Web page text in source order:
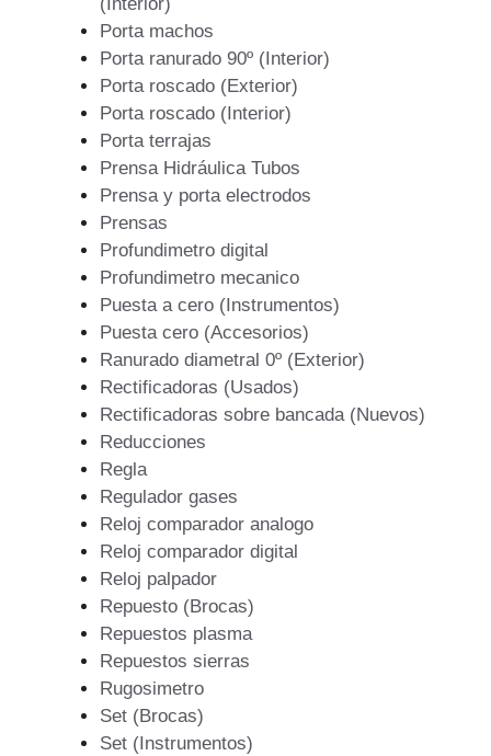
(Interior)
Porta machos
Porta ranurado 90º (Interior)
Porta roscado (Exterior)
Porta roscado (Interior)
Porta terrajas
Prensa Hidráulica Tubos
Prensa y porta electrodos
Prensas
Profundimetro digital
Profundimetro mecanico
Puesta a cero (Instrumentos)
Puesta cero (Accesorios)
Ranurado diametral 0º (Exterior)
Rectificadoras (Usados)
Rectificadoras sobre bancada (Nuevos)
Reducciones
Regla
Regulador gases
Reloj comparador analogo
Reloj comparador digital
Reloj palpador
Repuesto (Brocas)
Repuestos plasma
Repuestos sierras
Rugosimetro
Set (Brocas)
Set (Instrumentos)